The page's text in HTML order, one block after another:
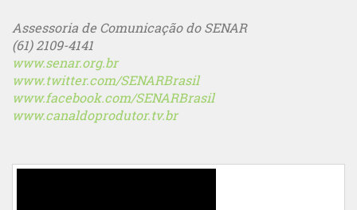
Assessoria de Comunicação do SENAR
(61) 2109-4141
www.senar.org.br
www.twitter.com/SENARBrasil
www.facebook.com/SENARBrasil
www.canaldoprodutor.tv.br